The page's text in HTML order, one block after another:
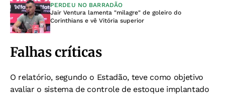
PERDEU NO BARRADÃO
Jair Ventura lamenta "milagre" de goleiro do
Corinthians e vê Vitória superior
Falhas críticas
O relatório, segundo o Estadão, teve como objetivo
avaliar o sistema de controle de estoque implantado